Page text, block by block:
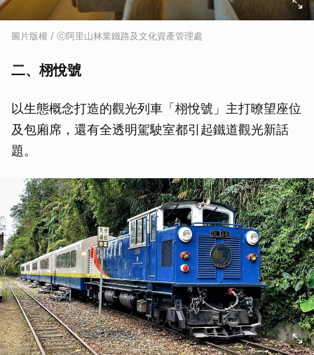
圖片版權 / ⓒ阿里山林業鐵路及文化資產管理處
二、栩悅號
以生態概念打造的觀光列車「栩悅號」主打暸望座位
及包廂席，還有全透明駕駛室都引起鐵道觀光新話
題。